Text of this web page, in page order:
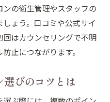
テの魅力比較
の衛生管理やスタッフの
ょう。口コミや公式サイ
回はカウンセリングで不明
止につながります。
びのコツとは